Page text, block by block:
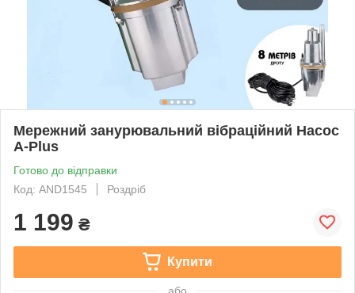
Мережний занурювальний вібраційний Насос
A-Plus
Готово до відправки
Код: AND1545
Роздріб
1 199 ₴
Купити
або